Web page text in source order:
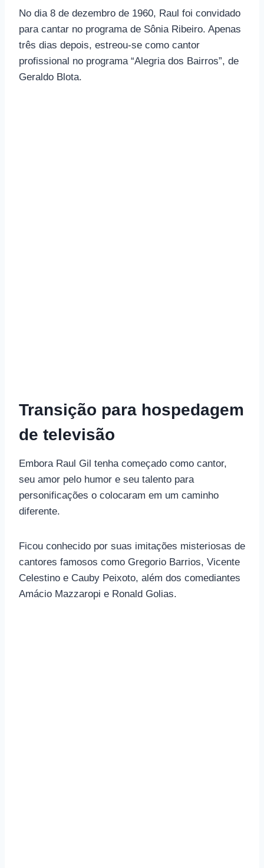
No dia 8 de dezembro de 1960, Raul foi convidado
para cantar no programa de Sônia Ribeiro. Apenas
três dias depois, estreou-se como cantor
profissional no programa “Alegria dos Bairros”, de
Geraldo Blota.
Transição para hospedagem
de televisão
Embora Raul Gil tenha começado como cantor,
seu amor pelo humor e seu talento para
personificações o colocaram em um caminho
diferente.
Ficou conhecido por suas imitações misteriosas de
cantores famosos como Gregorio Barrios, Vicente
Celestino e Cauby Peixoto, além dos comediantes
Amácio Mazzaropi e Ronald Golias.